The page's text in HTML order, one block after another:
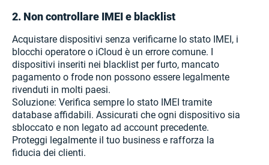
2. Non controllare IMEI e blacklist
Acquistare dispositivi senza verificarne lo stato IMEI, i
blocchi operatore o iCloud è un errore comune. I
dispositivi inseriti nei blacklist per furto, mancato
pagamento o frode non possono essere legalmente
rivenduti in molti paesi.
Soluzione: Verifica sempre lo stato IMEI tramite
database affidabili. Assicurati che ogni dispositivo sia
sbloccato e non legato ad account precedente.
Proteggi legalmente il tuo business e rafforza la
fiducia dei clienti.